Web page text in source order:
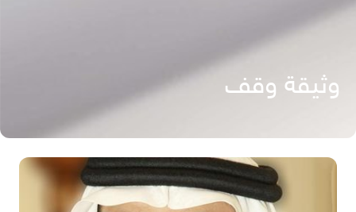
وثيقة وقف